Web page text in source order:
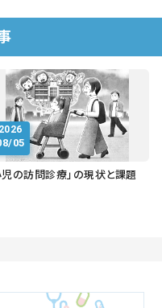
2026
05
児の訪問診療」の現状と課題